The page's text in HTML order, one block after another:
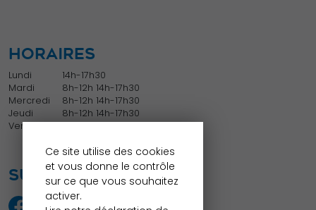
HORAIRES
Lundi
Mardi
Mercredi
Jeudi
Vendredi
14h-17h30
8h-12h 14h-17h30
8h-12h 14h-17h30
8h-12h 14h-17h30
8h-12h
SUIVEZ NOUS
Ce site utilise des cookies
et vous donne le contrôle
sur ce que vous souhaitez
activer.